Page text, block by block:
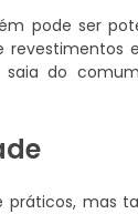
pode ser
do
mas